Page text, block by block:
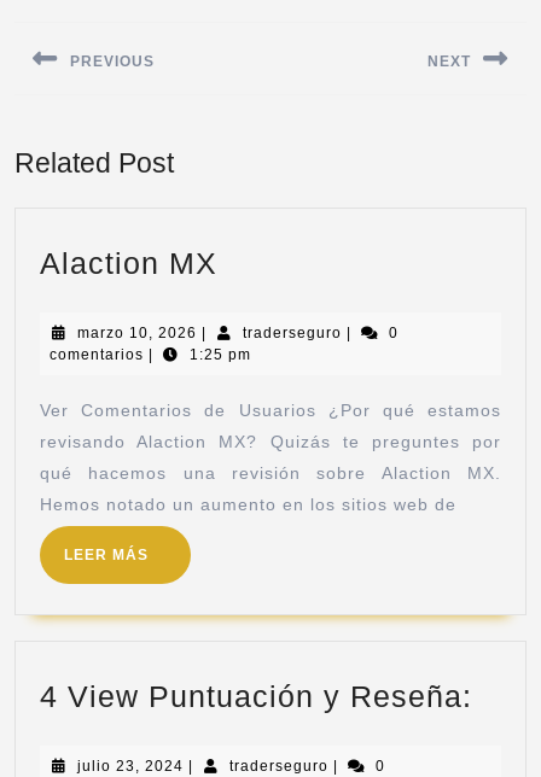
PREVIOUS NEXT
Related Post
Alaction MX
marzo 10, 2026 | traderseguro |
0
comentarios | 1:25 pm
Ver Comentarios de Usuarios ¿Por qué estamos
revisando Alaction MX? Quizás te preguntes por
qué hacemos una revisión sobre Alaction MX.
Hemos notado un aumento en los sitios web de
LEER MÁS
4 View Puntuación y Reseña:
julio 23, 2024 | traderseguro |
0